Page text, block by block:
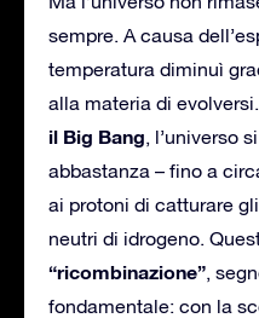
sempre. A causa
temperatura diminuì
alla materia di
il Big Bang, l’universo
abbastanza – fino a
ai protoni di catturare
neutri di idrogeno.
“ricombinazione”,
fondamentale: con la